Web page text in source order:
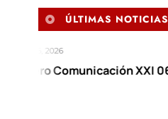
ÚLTIMAS NOTICIAS
XXI 06-08-2026